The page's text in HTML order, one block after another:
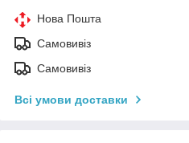
Нова Пошта
Самовивіз
Самовивіз
Всі умови доставки